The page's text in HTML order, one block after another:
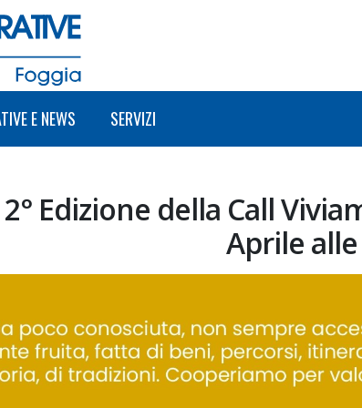
E NEWS SERVIZI
Edizione della Call
Aprile